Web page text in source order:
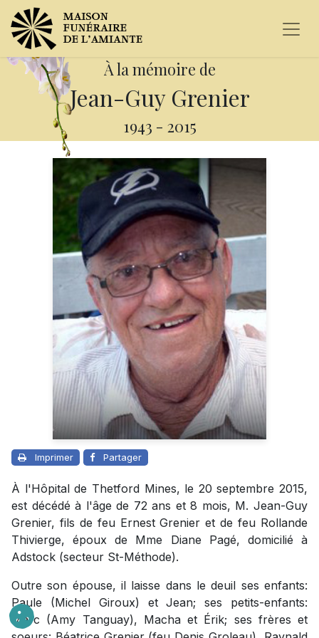
À la mémoire de
Jean-Guy Grenier
1943 - 2015
Imprimer Partager
À l'Hôpital de Thetford Mines, le 20 septembre 2015,
est décédé à l'âge de 72 ans et 8 mois, M. Jean-Guy
Grenier, fils de feu Ernest Grenier et de feu Rollande
Thivierge, époux de Mme Diane Pagé, domicilié à
Adstock (secteur St-Méthode).
Outre son épouse, il laisse dans le deuil ses enfants:
Paule (Michel Giroux) et Jean; ses petits-enfants:
Marc (Amy Tanguay), Macha et Érik; ses frères et